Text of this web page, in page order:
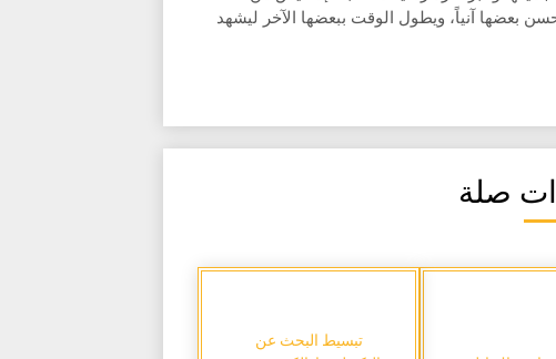
بعضها آنياً، ويطول الوقت ببعضها الآخر ليشهد
صلة
تبسيط البحث عن